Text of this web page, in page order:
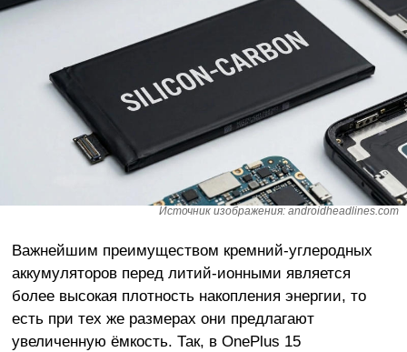
Источник изображения: androidheadlines.com
Важнейшим преимуществом кремний-углеродных
аккумуляторов перед литий-ионными является
более высокая плотность накопления энергии, то
есть при тех же размерах они предлагают
увеличенную ёмкость. Так, в OnePlus 15